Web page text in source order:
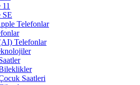
SE
Telefonlar
Telefonlar
Saatleri